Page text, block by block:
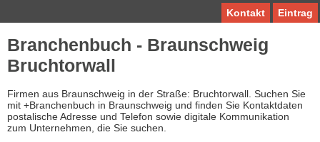
Eintrag
Kontakt
Branchenbuch - Braunschweig
Bruchtorwall
Firmen aus Braunschweig in der Straße: Bruchtorwall. Suchen Sie
mit +Branchenbuch in Braunschweig und finden Sie Kontaktdaten
postalische Adresse und Telefon sowie digitale Kommunikation
zum Unternehmen, die Sie suchen.